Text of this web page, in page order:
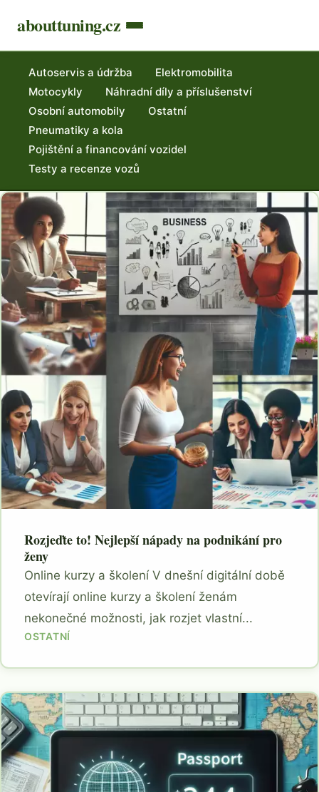
abouttuning.cz
Autoservis a údržba
Elektromobilita
Motocykly
Náhradní díly a příslušenství
Osobní automobily
Ostatní
Pneumatiky a kola
Pojištění a financování vozidel
Testy a recenze vozů
Rozjeďte to! Nejlepší nápady na podnikání pro
ženy
Online kurzy a školení V dnešní digitální době
otevírají online kurzy a školení ženám
nekonečné možnosti, jak rozjet vlastní...
OSTATNÍ